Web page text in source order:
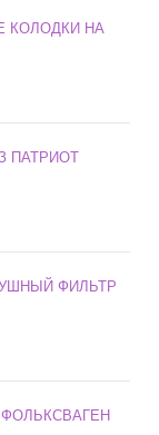
КОЛОДКИ НА
ПАТРИОТ
ФИЛЬТР